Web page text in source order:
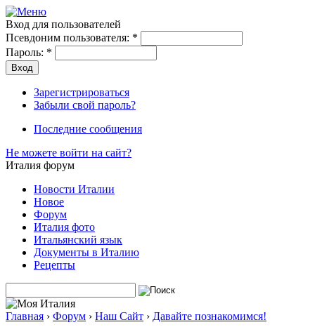
Вход для пользователей
Псевдоним пользователя: *
Пароль: *
Зарегистрироваться
Забыли свой пароль?
Последние сообщения
Не можете войти на сайт?
Италия форум
Новости Италии
Новое
Форум
Италия фото
Итальянский язык
Документы в Италию
Рецепты
Главная › Форум › Наш Сайт › Давайте познакомимся!